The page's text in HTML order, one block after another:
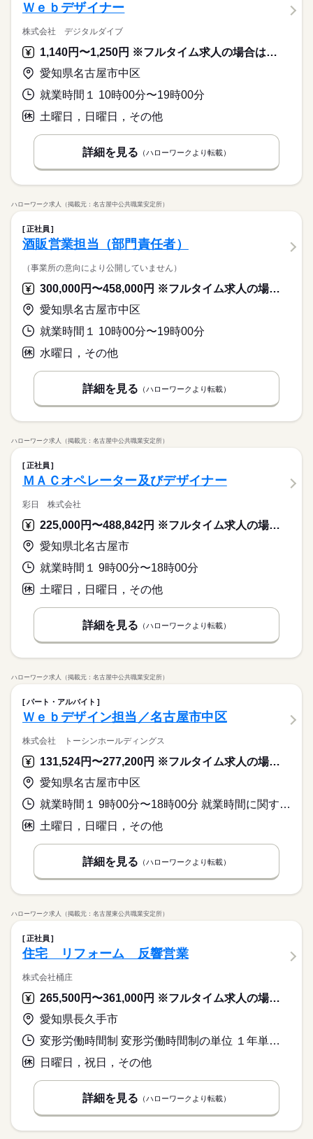
Ｗｅｂデザイナー
株式会社 デジタルダイブ
1,140円〜1,250円 ※フルタイム求人の場合は月額（換算額）、パート求人の場合は時間額を表示しています。
愛知県名古屋市中区
就業時間１ 10時00分〜19時00分
土曜日，日曜日，その他
詳細を見る （ハローワークより転載）
ハローワーク求人（掲載元：名古屋中公共職業安定所）
正社員
酒販営業担当（部門責任者）
（事業所の意向により公開していません）
300,000円〜458,000円 ※フルタイム求人の場合は月額（換算額）、パート求人の場合は時間額を表示しています。
愛知県名古屋市中区
就業時間１ 10時00分〜19時00分
水曜日，その他
詳細を見る （ハローワークより転載）
ハローワーク求人（掲載元：名古屋中公共職業安定所）
正社員
ＭＡＣオペレーター及びデザイナー
彩日 株式会社
225,000円〜488,842円 ※フルタイム求人の場合は月額（換算額）、パート求人の場合は時間額を表示しています。
愛知県北名古屋市
就業時間１ 9時00分〜18時00分
土曜日，日曜日，その他
詳細を見る （ハローワークより転載）
ハローワーク求人（掲載元：名古屋中公共職業安定所）
パート・アルバイト
Ｗｅｂデザイン担当／名古屋市中区
株式会社 トーシンホールディングス
131,524円〜277,200円 ※フルタイム求人の場合は月額（換算額）、パート求人の場合は時間額を表示しています。
愛知県名古屋市中区
就業時間１ 9時00分〜18時00分 就業時間に関する特記事項 月平均労働時間 １６５時間
土曜日，日曜日，その他
詳細を見る （ハローワークより転載）
ハローワーク求人（掲載元：名古屋東公共職業安定所）
正社員
住宅 リフォーム 反響営業
株式会社桶庄
265,500円〜361,000円 ※フルタイム求人の場合は月額（換算額）、パート求人の場合は時間額を表示しています。
愛知県長久手市
変形労働時間制 変形労働時間制の単位 １年単位 就業時間１ 8時30分〜17時30分
日曜日，祝日，その他
詳細を見る （ハローワークより転載）